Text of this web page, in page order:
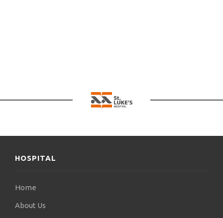
HOSPITAL
Home
About Us